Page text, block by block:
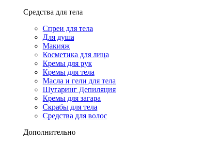
Средства для тела
Спреи для тела
Для душа
Макияж
Косметика для лица
Кремы для рук
Кремы для тела
Масла и гели для тела
Шугаринг Депиляция
Кремы для загара
Скрабы для тела
Средства для волос
Дополнительно